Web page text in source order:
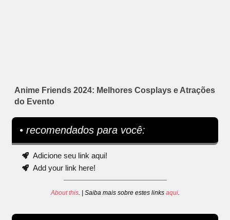
Anime Friends 2024: Melhores Cosplays e Atrações
do Evento
• recomendados para você:
Adicione seu link aqui!
Add your link here!
About this. | Saiba mais sobre estes links aqui.